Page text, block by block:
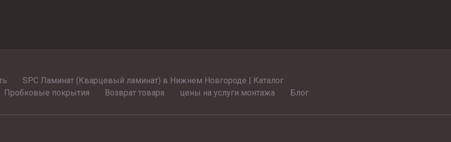
SPC Ламинат (Кварцевый ламинат) в Нижнем Новгороде | Каталог
Пробковые покрытия Возврат товара цены на услуги монтажа Блог